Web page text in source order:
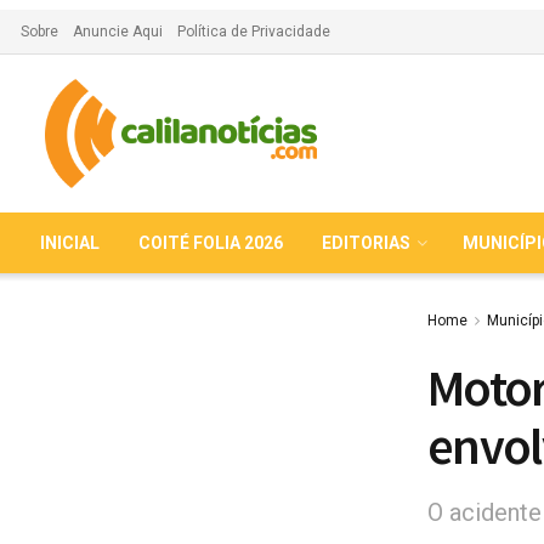
Sobre Anuncie Aqui Política de Privacidade
INICIAL COITÉ FOLIA 2026 EDITORIAS
Home
O